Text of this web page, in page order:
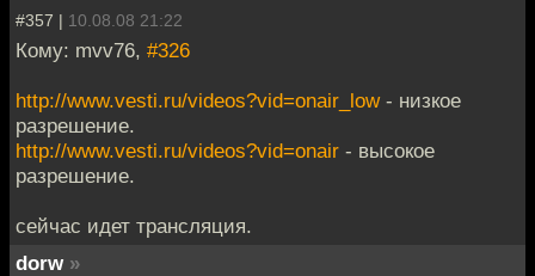
#357 | 10.08.08 21:22
Кому: mvv76, #326
http://www.vesti.ru/videos?vid=onair_low- низкое
разрешение.
http://www.vesti.ru/videos?vid=onair - высокое
разрешение.
сейчас идет трансляция.
dorw »